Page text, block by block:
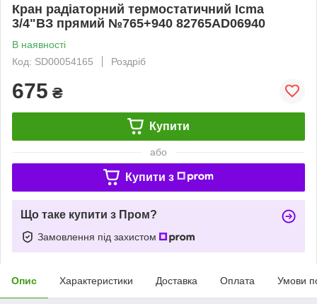
Кран радіаторний термостатичний Icma
3/4"ВЗ прямий №765+940 82765AD06940
В наявності
Код: SD00054165
Роздріб
675 ₴
Купити
або
Купити з
Що таке купити з Пром?
Замовлення під захистом
Опис Характеристики Доставка Оплата Умови